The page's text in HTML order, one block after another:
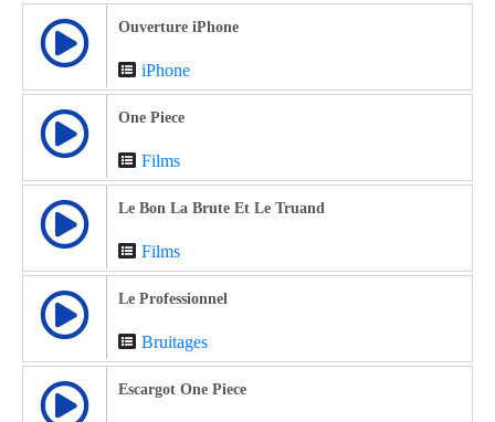
Ouverture iPhone
iPhone
One Piece
Films
Le Bon La Brute Et Le Truand
Films
Le Professionnel
Bruitages
Escargot One Piece